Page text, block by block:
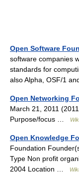
Open Software
software companies
standards for
also Alpha, OSF/1
Open Networking
March 21, 2011
Purpose/focus …
Open Knowledge
Foundation
Type Non profit
2004 Location …